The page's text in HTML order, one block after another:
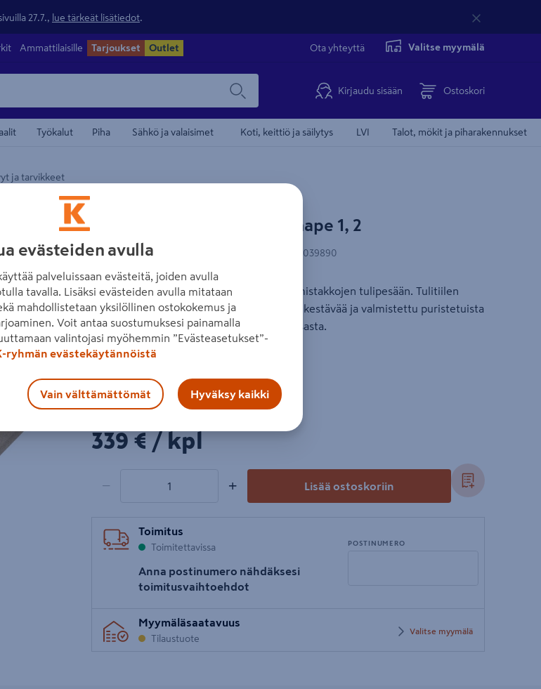
27.7., lue tärkeät lisätiedot
Ammattilaisille Tarjoukset Outlet Ota yhteyttä Valitse myymälä
Kirjaudu sisään Ostoskori
Työkalut Piha Sähkö ja valaisimet Koti, keittiö ja säilytys LVI Talot, mökit ja piharakennukset
ja tarvikkeet
Tulitiilisarja Varde Ovne Shape 1, 2
Tuotenumero 5703505039890
Tulitiilisarja Varde Shape 1 ja Shape 2 -valmistakkojen tulipesään. Tulitiilen
materiaalina on vermikuliitti, joka on palonkestävää ja valmistettu puristetuista
kivirakeista. Vermikuliittisarja koostuu 5 osasta.
Lue koko tuotekuvaus
Hinta verkkokaupassa
339€/kpl
339 € / kpl
− + Lisää ostoskoriin
Toimitus
Toimitettavissa
Anna postinumero nähdäksesi
toimitusvaihtoehdot
POSTINUMERO
postinumero
Myymäläsaatavuus
Tilaustuote
Valitse myymälä
evästeiden avulla
palveluissaan evästeitä, joiden avulla
tavalla. Lisäksi evästeiden avulla mitataan
mahdollistetaan yksilöllinen ostokokemus ja
Voit antaa suostumuksesi painamalla
valintojasi myöhemmin ”Evästeasetukset”-
ryhmän evästekäytännöistä
Vain välttämättömät Hyväksy kaikki